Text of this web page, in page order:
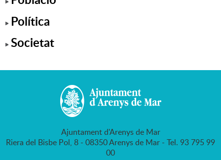
Política
Societat
Ajuntament d'Arenys de Mar
Riera del Bisbe Pol, 8 - 08350 Arenys de Mar - Tel. 93 795 99
00